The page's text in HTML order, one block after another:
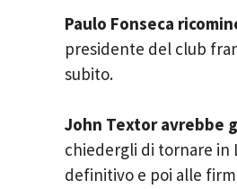
Paulo Fonseca
presidente del club
subito.
John Textor avrebbe
chiedergli di tornare in
definitivo e poi alle